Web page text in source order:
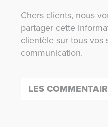
Chers clients, nous
partager cette
clientèle sur tous vos
communication.
LES